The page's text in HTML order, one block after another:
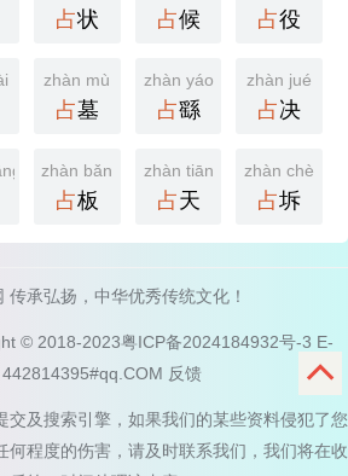
占状 占候 占役
zhàn mù
占墓
zhàn yáo
占繇
zhàn jué
占决
zhàn bǎn
占板
zhàn tiān
占天
zhàn chè
占坼
传承弘扬，中华优秀传统文化！
© 2018-2023粤ICP备2024184932号-3 E-
反馈
交及搜索引擎，如果我们的某些资料侵犯了您
何程度的伤害，请及时联系我们，我们将在收